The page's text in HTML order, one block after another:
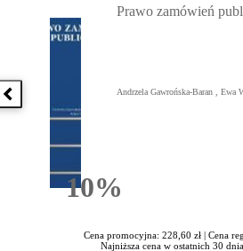
Poprzednia książka
10%Rabatu
Prawo zamówień
Andrzela Gawrońska-Baran ,
Cena promocyjna: 228,60 zł | Cena
Najniższa cena w ostatnich 30